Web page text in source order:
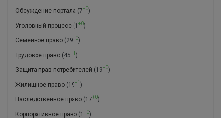
Обсуждение портала (7+0)
Уголовный процесс (1 +0)
Семейное право (29+0)
Трудовое право (45+1 )
Защита прав потребителей (19+0)
Жилищное право (19+1 )
Наследственное право (17+0)
Корпоративное право (1 +0)